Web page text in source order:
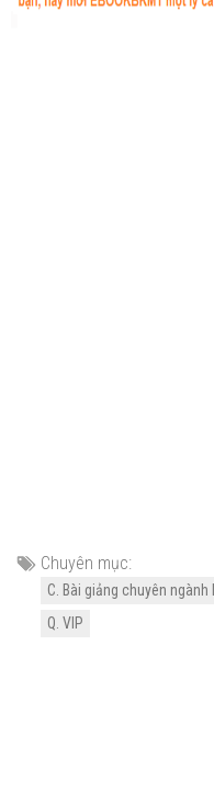
Chuyên mục:
C. Bài giảng chuyên
Q. VIP